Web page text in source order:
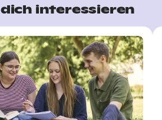
interessieren